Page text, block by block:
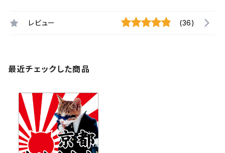
レビュー (36)
最近チェックした商品